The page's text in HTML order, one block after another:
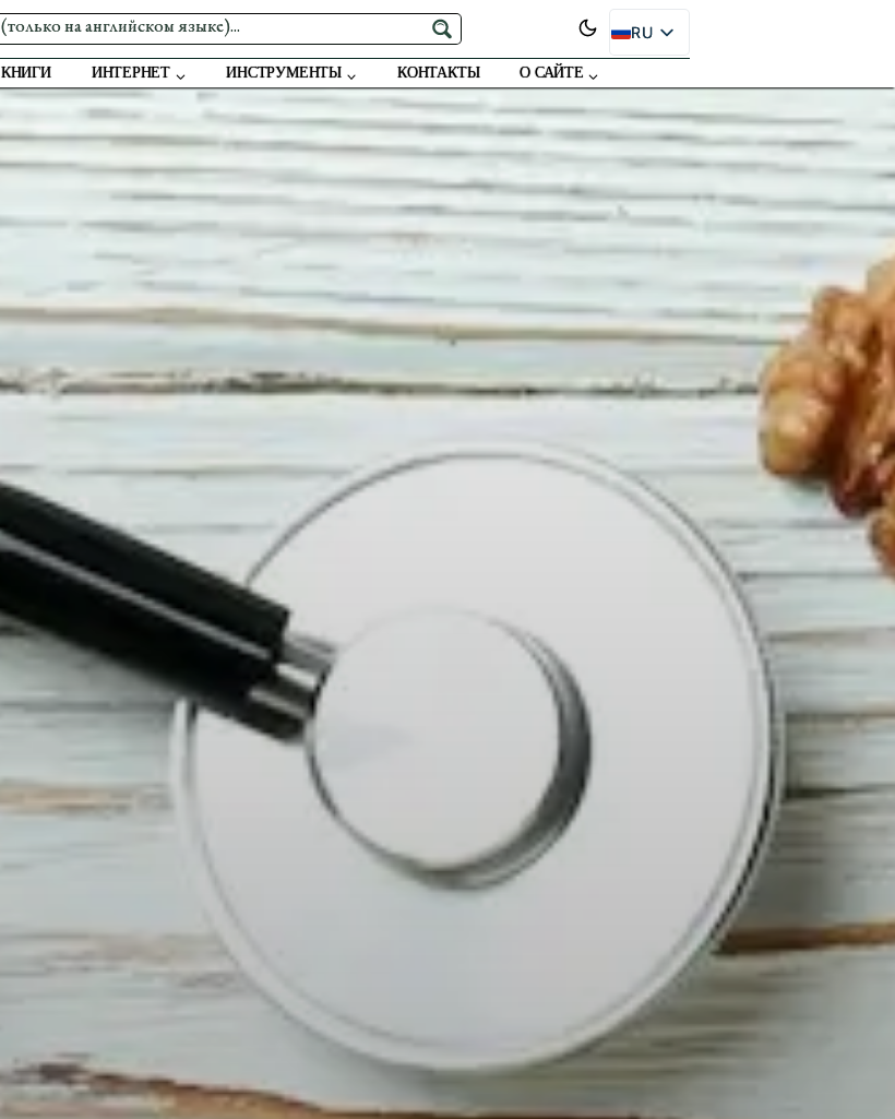
RU
EN
FR
DE
JA
SR
КНИГИ ИНТЕРНЕТ ИНСТРУМЕНТЫ КОНТАКТЫ О САЙТЕ